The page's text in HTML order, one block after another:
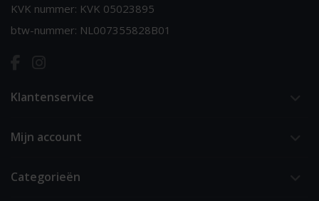
KVK nummer: KVK 05023895
btw-nummer: NL007355828B01
Klantenservice
Mijn account
Categorieën